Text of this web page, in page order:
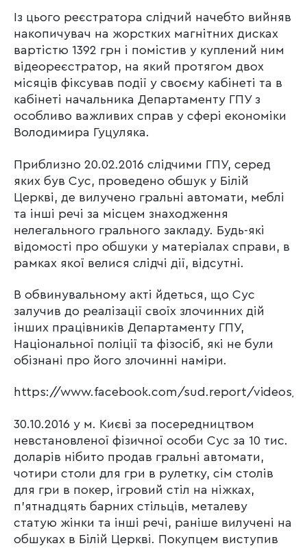
Із цього реєстратора слідчий начебто вийняв
накопичувач на жорстких магнітних дисках
вартістю 1392 грн і помістив у куплений ним
відеореєстратор, на який протягом двох
місяців фіксував події у своєму кабінеті та в
кабінеті начальника Департаменту ГПУ з
особливо важливих справ у сфері економіки
Володимира Гуцуляка.
Приблизно 20.02.2016 слідчими ГПУ, серед
яких був Сус, проведено обшук у Білій
Церкві, де вилучено гральні автомати, меблі
та інші речі за місцем знаходження
нелегального грального закладу. Будь-які
відомості про обшуки у матеріалах справи, в
рамках якої велися слідчі дії, відсутні.
В обвинувальному акті йдеться, що Сус
залучив до реалізації своїх злочинних дій
інших працівників Департаменту ГПУ,
Національної поліції та фізосіб, які не були
обізнані про його злочинні наміри.
https://www.facebook.com/sud.report/videos/
30.10.2016 у м. Києві за посередництвом
невстановленої фізичної особи Сус за 10 тис.
доларів нібито продав гральні автомати,
чотири столи для гри в рулетку, сім столів
для гри в покер, ігровий стіл на ніжках,
п’ятнадцять барних стільців, металеву
статую жінки та інші речі, раніше вилучені на
обшуках в Білій Церкві. Покупцем виступив